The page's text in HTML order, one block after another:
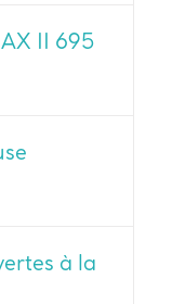
II 695
à la